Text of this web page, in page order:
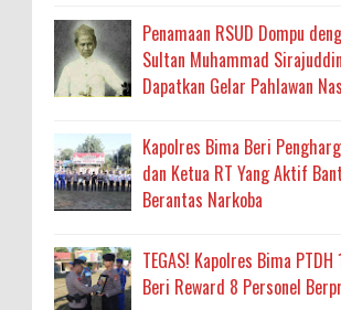
Penamaan RSUD Dompu
Sultan Muhammad
Dapatkan Gelar Pahlawan
Kapolres Bima Beri
dan Ketua RT Yang Aktif
Berantas Narkoba
TEGAS! Kapolres Bima
Beri Reward 8 Personel